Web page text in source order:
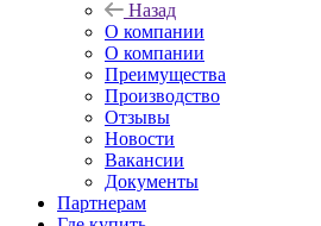
Назад
О компании
О компании
Преимущества
Производство
Отзывы
Новости
Вакансии
Документы
Партнерам